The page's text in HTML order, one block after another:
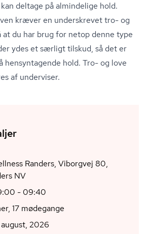
deltage på almindelige hold.
kræver en underskrevet tro- og
du har brug for netop denne type
ydes et særligt tilskud, så det er
hensyntagende hold. Tro- og love
af underviser.
Randers, Viborgvej 80,
NV
- 09:40
17 mødegange
2026